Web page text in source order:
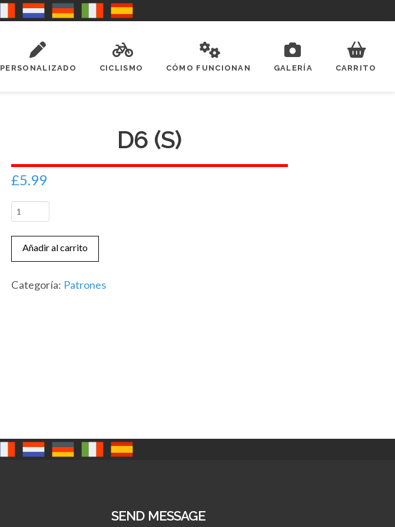
PERSONALIZADO CICLISMO CÓMO FUNCIONAN GALERÍA CARRITO
D6 (S)
£5.99
D6
cantidad
Añadir al carrito
Categoría: Patrones
SEND MESSAGE